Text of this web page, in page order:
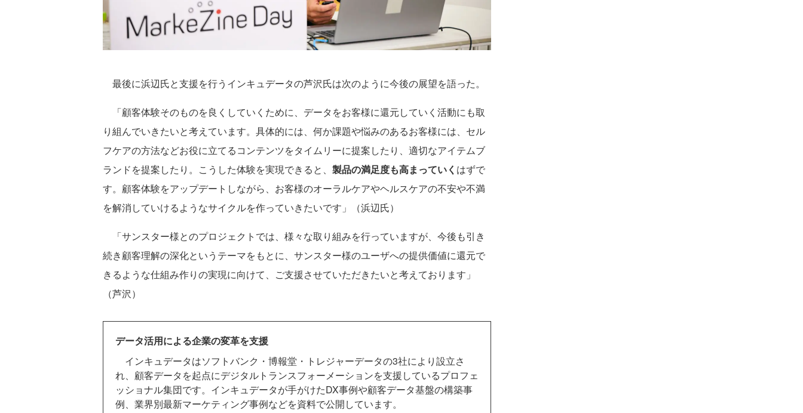
最後に浜辺氏と支援を行うインキュデータの芦沢氏は次のように今後の展望を語った。
「顧客体験そのものを良くしていくために、データをお客様に還元していく活動にも取
り組んでいきたいと考えています。具体的には、何か課題や悩みのあるお客様には、セル
フケアの方法などお役に立てるコンテンツをタイムリーに提案したり、適切なアイテムブ
ランドを提案したり。こうした体験を実現できると、 製品の満足度も高まっていく はずで
す。顧客体験をアップデートしながら、お客様のオーラルケアやヘルスケアの不安や不満
を解消していけるようなサイクルを作っていきたいです」（浜辺氏）
「サンスター様とのプロジェクトでは、様々な取り組みを行っていますが、今後も引き
続き顧客理解の深化というテーマをもとに、サンスター様のユーザへの提供価値に還元で
きるような仕組み作りの実現に向けて、ご支援させていただきたいと考えております」
（芦沢）
データ活用による企業の変革を支援
インキュデータはソフトバンク・博報堂・トレジャーデータの3社により設立さ
れ、顧客データを起点にデジタルトランスフォーメーションを支援しているプロフェ
ッショナル集団です。インキュデータが手がけたDX事例や顧客データ基盤の構築事
例、業界別最新マーケティング事例などを資料で公開しています。